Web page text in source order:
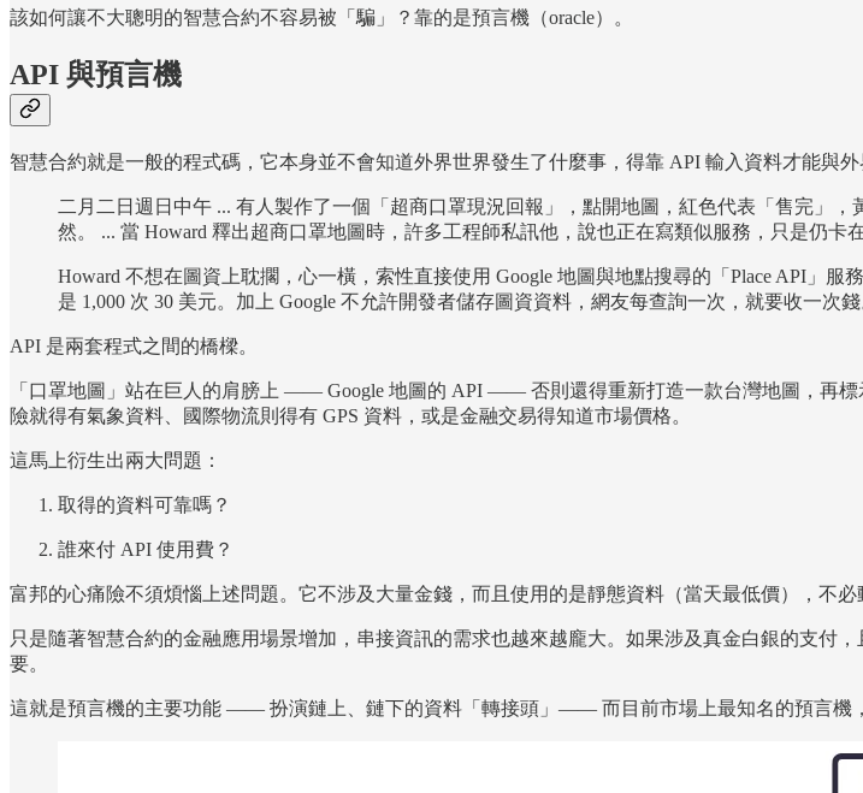
該如何讓不大聰明的智慧合約不容易被「騙」？靠的是預言機（oracle）。
API 與預言機
智慧合約就是一般的程式碼，它本身並不會知道外界世界發生了什麼事，得靠 API 輸入資料才能與
二月二日週日中午 ... 有人製作了一個「超商口罩現況回報」，點開地圖，紅色代表「售完」
然。 ... 當 Howard 釋出超商口罩地圖時，許多工程師私訊他，說也正在寫類似服務，只是仍卡
Howard 不想在圖資上耽擱，心一橫，索性直接使用 Google 地圖與地點搜尋的「Place API」
是 1,000 次 30 美元。加上 Google 不允許開發者儲存圖資資料，網友每查詢一次，就要收一次錢
API 是兩套程式之間的橋樑。
「口罩地圖」站在巨人的肩膀上 —— Google 地圖的 API —— 否則還得重新打造一款台灣地圖，再
險就得有氣象資料、國際物流則得有 GPS 資料，或是金融交易得知道市場價格。
這馬上衍生出兩大問題：
取得的資料可靠嗎？
誰來付 API 使用費？
富邦的心痛險不須煩惱上述問題。它不涉及大量金錢，而且使用的是靜態資料（當天最低價），不必
只是隨著智慧合約的金融應用場景增加，串接資訊的需求也越來越龐大。如果涉及真金白銀的支付
要。
這就是預言機的主要功能 —— 扮演鏈上、鏈下的資料「轉接頭」—— 而目前市場上最知名的預言機，